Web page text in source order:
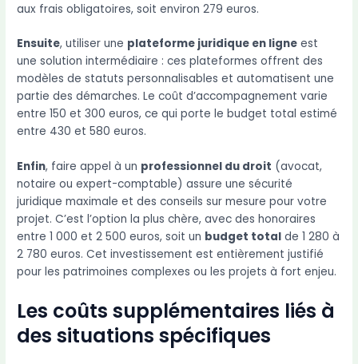
aux frais obligatoires, soit environ 279 euros.
Ensuite, utiliser une plateforme juridique en ligne est
une solution intermédiaire : ces plateformes offrent des
modèles de statuts personnalisables et automatisent une
partie des démarches. Le coût d’accompagnement varie
entre 150 et 300 euros, ce qui porte le budget total estimé
entre 430 et 580 euros.
Enfin, faire appel à un professionnel du droit (avocat,
notaire ou expert-comptable) assure une sécurité
juridique maximale et des conseils sur mesure pour votre
projet. C’est l’option la plus chère, avec des honoraires
entre 1 000 et 2 500 euros, soit un budget total de 1 280 à
2 780 euros. Cet investissement est entièrement justifié
pour les patrimoines complexes ou les projets à fort enjeu.
Les coûts supplémentaires liés à
des situations spécifiques